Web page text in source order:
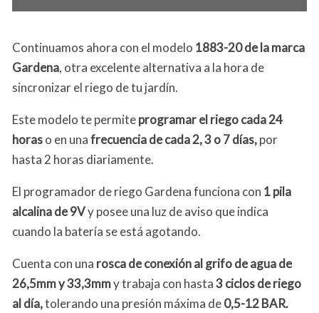
Continuamos ahora con el modelo 1883-20 de la marca
Gardena, otra excelente alternativa a la hora de
sincronizar el riego de tu jardín.
Este modelo te permiteprogramar el riego cada 24
horaso en unafrecuencia de cada 2, 3 o 7 días,por
hasta 2 horas diariamente.
El programador de riego Gardena funciona con 1 pila
alcalina de 9Vy posee una luz de aviso que indica
cuando la batería se está agotando.
Cuenta con una rosca de conexión al grifo de agua de
26,5mm y 33,3mmy trabaja con hasta3 ciclos de riego
al día,tolerando una presión máxima de0,5-12 BAR.